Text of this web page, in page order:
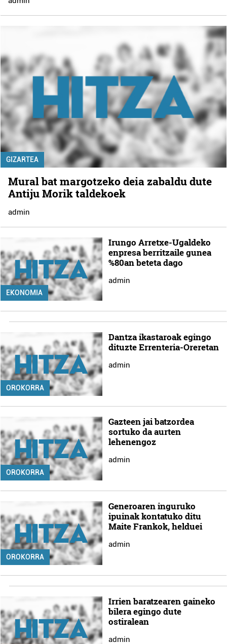
GIZARTEA
Mural bat margotzeko deia zabaldu dute
Antiju Morik taldekoek
admin
EKONOMIA
Irungo Arretxe-Ugaldeko
enpresa berritzaile gunea
%80an beteta dago
admin
OROKORRA
Dantza ikastaroak egingo
dituzte Errenteria-Oreretan
admin
OROKORRA
Gazteen jai batzordea
sortuko da aurten
lehenengoz
admin
OROKORRA
Generoaren inguruko
ipuinak kontatuko ditu
Maite Frankok, helduei
admin
Irrien baratzearen gaineko
bilera egingo dute
ostiralean
admin